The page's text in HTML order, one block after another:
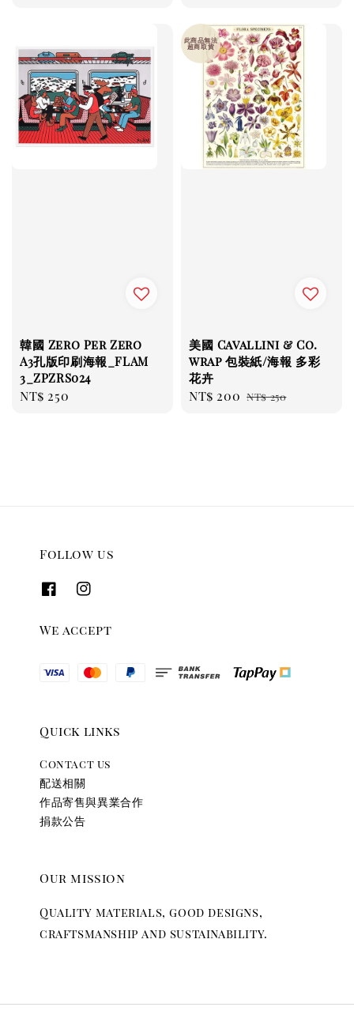
韓國 Zero Per Zero
A3孔版印刷海報_FLAM
3_ZPZRS024
Regular
NT$ 250
此商品無法
超商取貨
美國 Cavallini & Co.
wrap 包裝紙/海報 多彩
花卉
Sale
NT$ 200 Regular
NT$ 250
Follow us
We accept
Quick links
Contact us
配送相關
作品寄售與異業合作
捐款公告
Our mission
Quality materials, good designs,
craftsmanship and sustainability.